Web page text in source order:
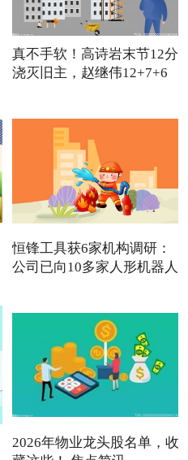
真不手软！高诗岩末节12分
浇灭旧主，赵继伟12+7+6
恒锋工具获6家机构调研：
公司已向10多家人形机器人
2026年物业龙头股名单，收